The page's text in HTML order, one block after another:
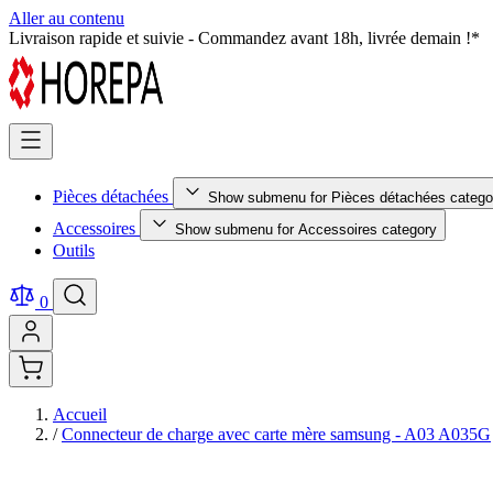
Aller au contenu
Pièces détachées testées et certifiées - Qualité premium garantie !
Pièces détachées Show submenu for Pièces détachées
Accessoires Show submenu for Accessoires category
Outils
0
Accueil
/ Connecteur de charge avec carte mère samsung - A03 A035G